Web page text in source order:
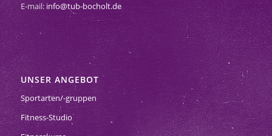
E-mail:info@tub-bocholt.de
UNSER ANGEBOT
Sportarten/-gruppen
Fitness-Studio